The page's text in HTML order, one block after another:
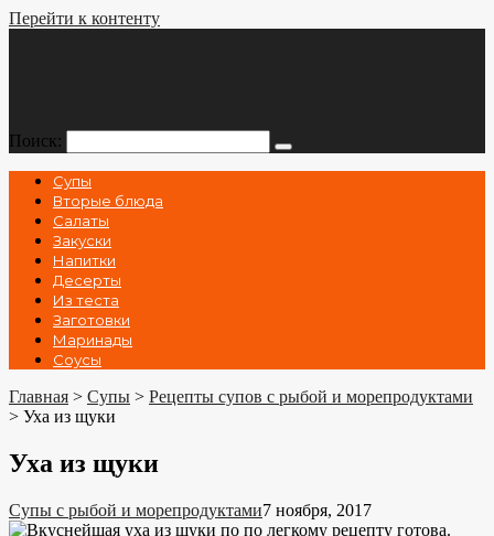
Перейти к контенту
Поиск:
Супы
Вторые блюда
Салаты
Закуски
Напитки
Десерты
Из теста
Заготовки
Маринады
Соусы
Главная > Супы > Рецепты супов с рыбой и морепродуктами
> Уха из щуки
Уха из щуки
Супы с рыбой и морепродуктами7 ноября, 2017